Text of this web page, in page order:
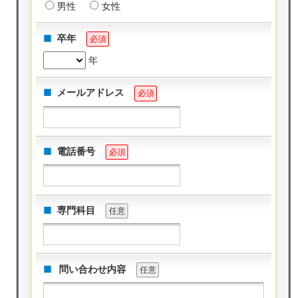
男性 女性
卒年 必須
年
メールアドレス 必須
電話番号 必須
専門科目 任意
問い合わせ内容 任意